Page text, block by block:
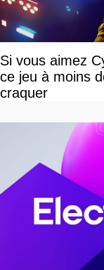
Si vous aimez
ce jeu à moins
craquer